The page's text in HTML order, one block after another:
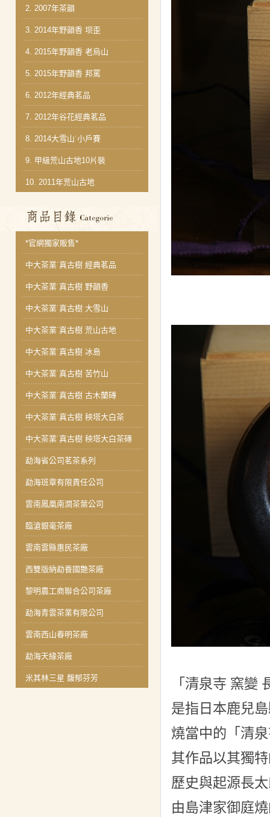
2. 2007年茶韻
3. 2014年野韻香 坝歪
4. 2015年野韻香 老烏山
5. 2015年野韻香 邦罵
6. 2012年經典茗品
7. 2012年谷花經典茗品
8. 2014大雪山˙小戶賽
9. 甲級荒山古地10片裝
10. 2011年荒山古地
商品分類目錄
*官網獨家販售*
中大茶業˙真古樹 經典茗品
中大茶業˙真古樹 野韻香
中大茶業˙真古樹 大雪山
中大茶業˙真古樹 荒山古地
中大茶業˙真古樹 冰島
中大茶業˙真古樹 苦竹山
中大茶業˙真古樹 古木蘭磚
中大茶業˙真古樹 秧塔大白茶
中大茶業˙真古樹 秧塔大白茶磚
勐海省公司茗茶系列
勐海班章有限責任公司
雲南鳳凰南澗茶葉公司
臨滄銀毫茶廠
雲南雲縣惠民茶廠
西雙版納勐養國艷茶廠
黎明農工商聯合公司茶廠
勐海青雲茶業有限公司
雲南西山春明茶廠
勐海天緣茶廠
米其林三星 馥郁芬芳
「清泉寺 窯變
是指日本鹿兒
燒當中的「清
其作品以其獨
歷史與起源長
由島津家御庭